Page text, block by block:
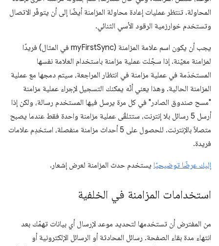
المحاولة. تنتظر عمليات إعادة محاولة المزامنة أيضًا إلى أن يتوفّر الاتصال
وتستخدم خوارزمية الرقود الأسي الثنائي.
يجب أن يكون اسم علامة المزامنة (myFirstSync في المثال) فريدًا
لمزامنة معيّنة. إذا سجّلت عملية مزامنة باستخدام العلامة نفسها
المستخدَمة في عملية مزامنة في انتظار المراجعة، سيتم دمجها مع عملية
المزامنة الحالية. وهذا يعني أنّه يمكنك التسجيل لإجراء عملية مزامنة
"مسح صندوق الصادر" في كل مرة يرسل فيها المستخدم رسالة، ولكن إذا
أرسل 5 رسائل بلا إنترنت، ستتلقّى عملية مزامنة واحدة فقط عندما يصبح
متصلاً بالإنترنت. للحصول على 5 أحداث مزامنة منفصلة، استخدِم علامات
فريدة.
إليك عرضًا توضيحيًا يستخدم حدث المزامنة لعرض إشعار.
استخدامات المزامنة في الخلفية
من المفترض أن تستخدمها لتحديد موعد لإرسال أي بيانات تهمّك بعد
انتهاء مدة بقاء الصفحة. رسائل المحادثة أو الرسائل الإلكترونية أو